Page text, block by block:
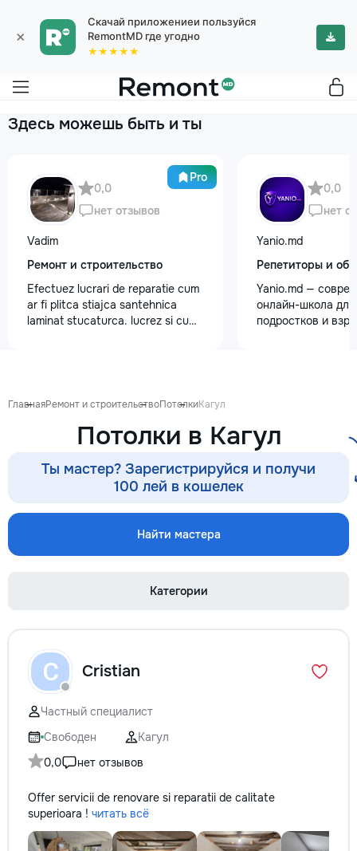
×
Скачай приложениеи пользуйся
RemontMD где угодно
★★★★★
Здесь можешь быть и ты
Pro
0,0
нет отзывов
Vadim
Ремонт и строительство
Efectuez lucrari de reparatie cum
ar fi plitca stiajca santehnica
laminat stucaturca. lucrez si cu
0,0
нет
Yanio.md
Репетиторы и
Yanio.md —
онлайн-школа для
подростков и
преподаватели
английскому
языку,
другим
проходит онлайн
интерактивной
использованием
каждого ученика.
мини-группы ✔
ГлавнаяРемонт и строительствоПотолкиКагул
Потолки в Кагул
Ты мастер? Зарегистрируйся и получи
100 лей в кошелек
Найти мастера
Категории
C Cristian
Частный специалист
Свободен
Кагул
0,0
нет отзывов
Offer servicii de renovare si reparatii de calitate
superioara ! читать всё